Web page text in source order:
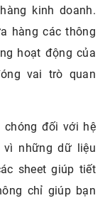
kinh doanh.
hàng các thông
hoạt động của
vai trò quan
chóng đối với hệ
những dữ liệu
sheet giúp tiết
chỉ giúp bạn